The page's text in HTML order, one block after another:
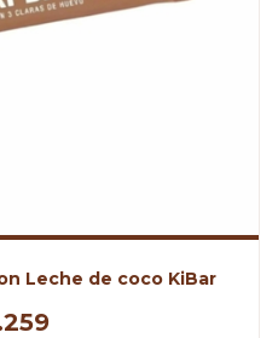
Leche de coco KiBar